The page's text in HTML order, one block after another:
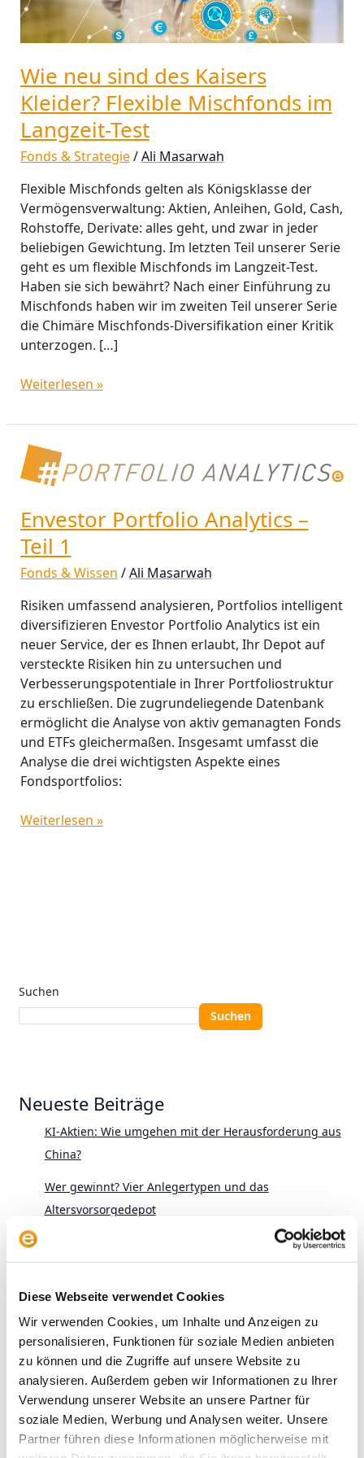
Diese Webseite verwendet Cookies
Wir verwenden Cookies, um Inhalte und Anzeigen zu
personalisieren, Funktionen für soziale Medien anbieten
zu können und die Zugriffe auf unsere Website zu
analysieren. Außerdem geben wir Informationen zu Ihrer
Verwendung unserer Website an unsere Partner für
soziale Medien, Werbung und Analysen weiter. Unsere
Partner führen diese Informationen möglicherweise mit
Wie neu sind des Kaisers
Kleider? Flexible Mischfonds im
Langzeit-Test
Fonds & Strategie/Ali Masarwah
Flexible Mischfonds gelten als Königsklasse der
Vermögensverwaltung: Aktien, Anleihen, Gold, Cash,
Rohstoffe, Derivate: alles geht, und zwar in jeder
beliebigen Gewichtung. Im letzten Teil unserer Serie
geht es um flexible Mischfonds im Langzeit-Test.
Haben sie sich bewährt? Nach einer Einführung zu
Mischfonds haben wir im zweiten Teil unserer Serie
die Chimäre Mischfonds-Diversifikation einer Kritik
unterzogen. […]
Flexible
Mischfonds
im
Langzeit-
Test
Weiterlesen »
Envestor Portfolio Analytics –
Teil 1
Fonds & Wissen /Ali Masarwah
Risiken umfassend analysieren, Portfolios intelligent
diversifizieren Envestor Portfolio Analytics ist ein
neuer Service, der es Ihnen erlaubt, Ihr Depot auf
versteckte Risiken hin zu untersuchen und
Verbesserungspotentiale in Ihrer Portfoliostruktur
zu erschließen. Die zugrundeliegende Datenbank
ermöglicht die Analyse von aktiv gemanagten Fonds
und ETFs gleichermaßen. Insgesamt umfasst die
Analyse die drei wichtigsten Aspekte eines
Fondsportfolios:
Envestor
Portfolio
Analytics
–
Teil
1
Weiterlesen »
Suchen
Suchen
Neueste Beiträge
KI-Aktien: Wie umgehen mit der Herausforderung aus
China?
Wer gewinnt? Vier Anlegertypen und das
Altersvorsorgedepot
KI im aktiven Fondsmanagement: Zwischen Anspruch
und Wirklichkeit
Alles zur neuen Privatrente: Der envestor
Altersvorsorgedepot-Rechner
Der Presseclub mit Victor Gojdka (DIE ZEIT) –
Schwedenrente, SpaceX und schiefe Indizes